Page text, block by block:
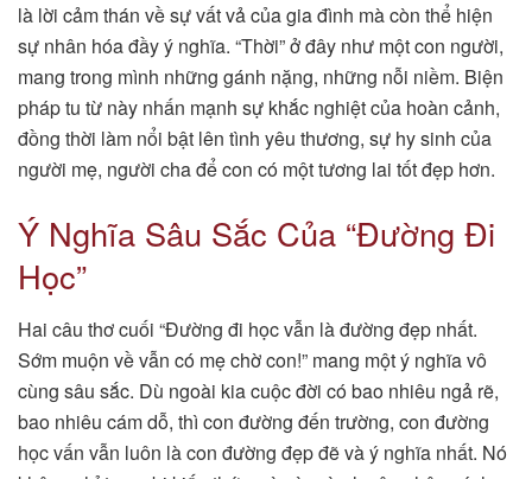
là lời cảm thán về sự vất vả của gia đình mà còn thể hiện
sự nhân hóa đầy ý nghĩa. “Thời” ở đây như một con người,
mang trong mình những gánh nặng, những nỗi niềm. Biện
pháp tu từ này nhấn mạnh sự khắc nghiệt của hoàn cảnh,
đồng thời làm nổi bật lên tình yêu thương, sự hy sinh của
người mẹ, người cha để con có một tương lai tốt đẹp hơn.
Ý Nghĩa Sâu Sắc Của “Đường Đi
Học”
Hai câu thơ cuối “Đường đi học vẫn là đường đẹp nhất.
Sớm muộn về vẫn có mẹ chờ con!” mang một ý nghĩa vô
cùng sâu sắc. Dù ngoài kia cuộc đời có bao nhiêu ngả rẽ,
bao nhiêu cám dỗ, thì con đường đến trường, con đường
học vấn vẫn luôn là con đường đẹp đẽ và ý nghĩa nhất. Nó